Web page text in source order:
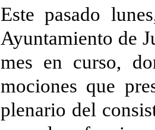
Este pasado
Ayuntamiento de
mes en curso,
mociones que
plenario del